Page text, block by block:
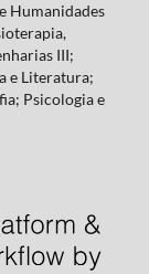
Humanidades
III;
e Literatura;
Psicologia e